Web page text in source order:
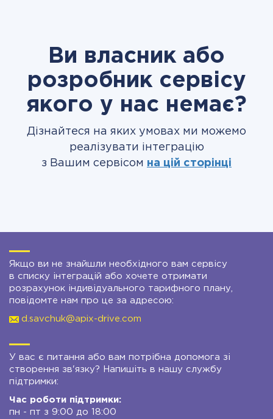
Ви власник або
розробник сервісу
якого у нас немає?
Дізнайтеся на яких умовах ми можемо
реалізувати інтеграцію
з Вашим сервісом на цій сторінці
Якщо ви не знайшли необхідного вам сервісу
в списку інтеграцій або хочете отримати
розрахунок індивідуального тарифного плану,
повідомте нам про це за адресою:
d.savchuk@apix-drive.com
У вас є питання або вам потрібна допомога зі
створення зв'язку? Напишіть в нашу службу
підтримки:
Час роботи підтримки:
пн - пт з 9:00 до 18:00